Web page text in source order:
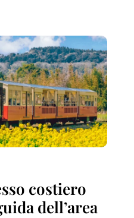
costiero
dell’area